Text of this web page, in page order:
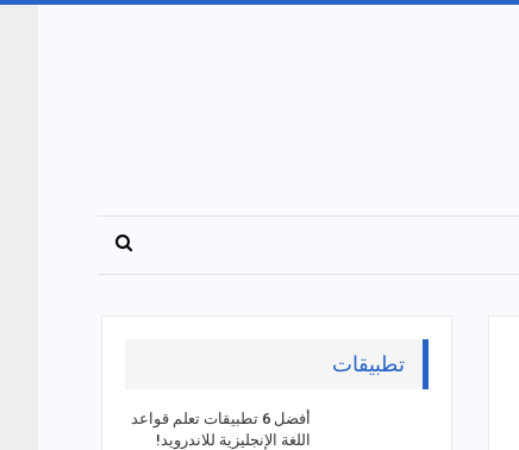
تطبيقات
أفضل 6 تطبيقات تعلم قواعد
اللغة الإنجليزية للاندرويد!